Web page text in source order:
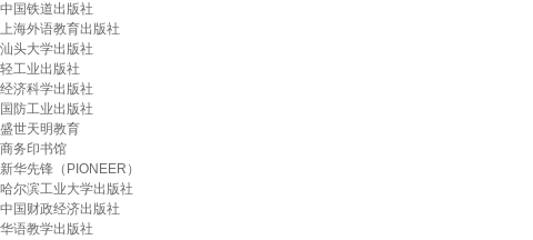
中国铁道出版社
上海外语教育出版社
汕头大学出版社
轻工业出版社
经济科学出版社
国防工业出版社
盛世天明教育
商务印书馆
新华先锋（PIONEER）
哈尔滨工业大学出版社
中国财政经济出版社
华语教学出版社